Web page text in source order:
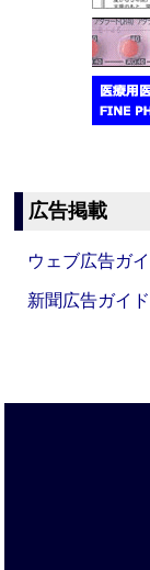
広告掲載
ウェブ広告ガ
新聞広告ガイド